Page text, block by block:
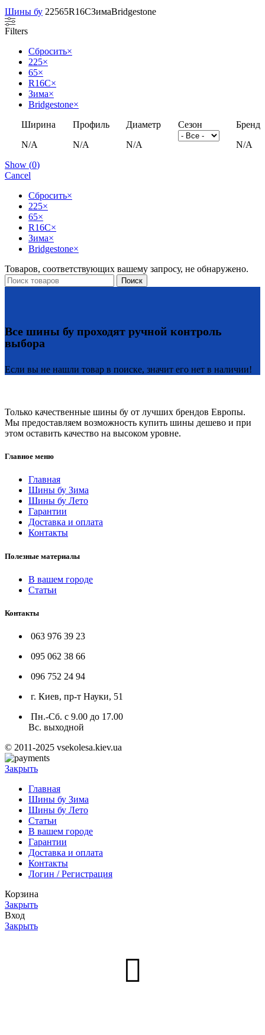
Шины бу 22565R16CЗимаBridgestone
Filters
Сбросить×
225×
65×
R16C×
Зима×
Bridgestone×
Ширина
N/A
Профиль
N/A
Диаметр
N/A
Сезон
Бренд
N/A
Show (0)
Cancel
Сбросить×
225×
65×
R16C×
Зима×
Bridgestone×
Товаров, соответствующих вашему запросу, не обнаружено.
Поиск
Все шины бу проходят ручной контроль
выбора
Если вы не нашли товар в поиске, значит его нет в наличии!
Только качественные шины бу от лучших брендов Европы.
Мы предоставляем возможность купить шины дешево и при
этом оставить качество на высоком уровне.
Главное меню
Главная
Шины бу Зима
Шины бу Лето
Гарантии
Доставка и оплата
Контакты
Полезные материалы
В вашем городе
Статьи
Контакты
063 976 39 23
095 062 38 66
096 752 24 94
г. Киев, пр-т Науки, 51
Пн.-Сб. с 9.00 до 17.00
Вс. выходной
© 2011-2025 vsekolesa.kiev.ua
Закрыть
Главная
Шины бу Зима
Шины бу Лето
Статьи
В вашем городе
Гарантии
Доставка и оплата
Контакты
Логин / Регистрация
Корзина
Закрыть
Вход
Закрыть